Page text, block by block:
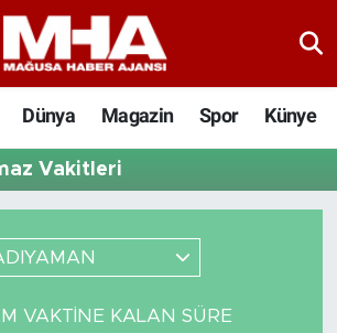
Dünya Magazin Spor Künye
Vakitleri
VAKTINE KALAN SÜRE